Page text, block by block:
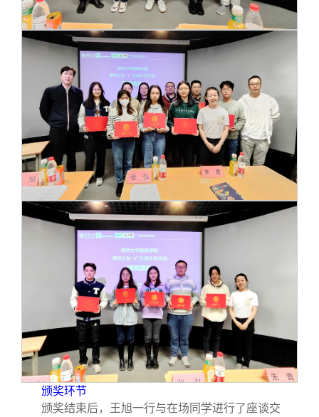
颁奖环节
颁奖结束后，王旭一行与在场同学进行了座谈交